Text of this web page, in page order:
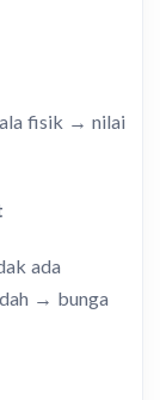
fisik → nilai
ada
→ bunga